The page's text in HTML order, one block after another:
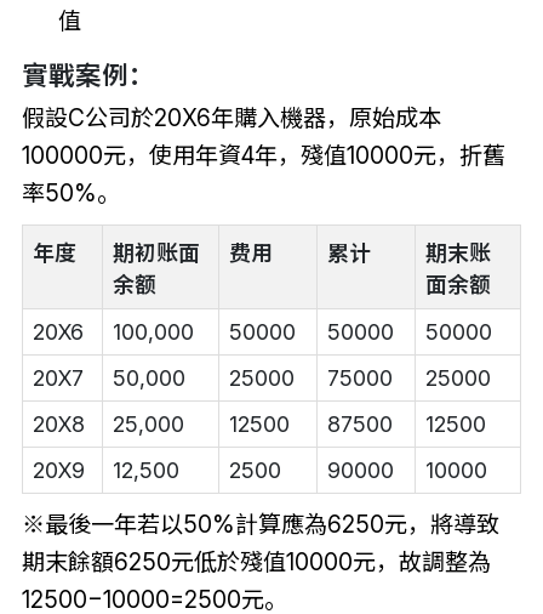
值
實戰案例：
假設C公司於20X6年購入機器，原始成本
100000元，使用年資4年，殘值10000元，折舊
率50%。
年度
期初账面
余额
费用 累计
期末账
面余额
20X6
100,000 50000 50000
50000
20X7
50,000 25000 75000
25000
20X8
25,000 12500 87500
12500
20X9
12,500 2500 90000 10000
※最後一年若以50%計算應為6250元，將導致
期末餘額6250元低於殘值10000元，故調整為
12500−10000=2500元。